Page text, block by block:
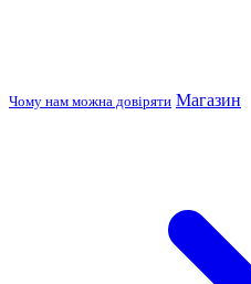
Чому нам можна довіряти Магазин